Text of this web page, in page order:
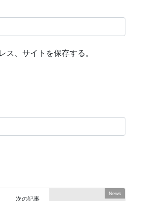
ス、サイトを保存する。
News
次の記事